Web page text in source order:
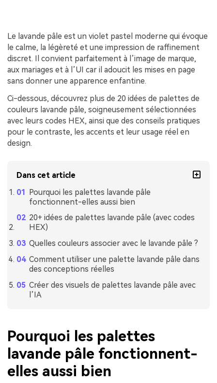
Le lavande pâle est un violet pastel moderne qui évoque
le calme, la légèreté et une impression de raffinement
discret. Il convient parfaitement à l’image de marque,
aux mariages et à l’UI car il adoucit les mises en page
sans donner une apparence enfantine.
Ci-dessous, découvrez plus de 20 idées de palettes de
couleurs lavande pâle, soigneusement sélectionnées
avec leurs codes HEX, ainsi que des conseils pratiques
pour le contraste, les accents et leur usage réel en
design.
Dans cet article
Pourquoi les palettes lavande pâle
fonctionnent-elles aussi bien
20+ idées de palettes lavande pâle (avec codes
HEX)
Quelles couleurs associer avec le lavande pâle ?
Comment utiliser une palette lavande pâle dans
des conceptions réelles
Créer des visuels de palettes lavande pâle avec
l’IA
Pourquoi les palettes
lavande pâle fonctionnent-
elles aussi bien